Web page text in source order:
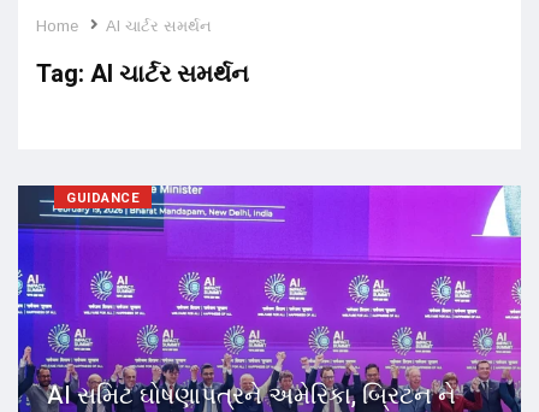
Home AI ચાર્ટર સમર્થન
Tag: AI ચાર્ટર સમર્થન
GUIDANCE
AI સમિટ ઘોષણાપત્રને અમેરિકા, બ્રિટન ને